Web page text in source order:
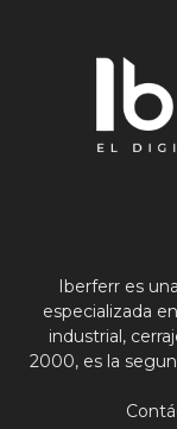
Iberferr es
especializada
industrial,
2000, es la